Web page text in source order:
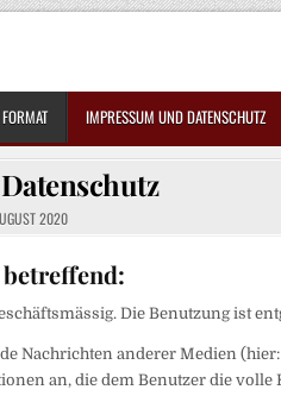
IMPRESSUM UND DATENSCHUTZ
2020
betreffend:
Die Benutzung ist
Nachrichten anderer Medien (hier:
an, die dem Benutzer die volle